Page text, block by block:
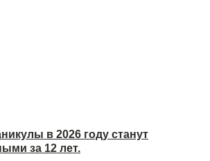
в 2026 году станут
за 12 лет.